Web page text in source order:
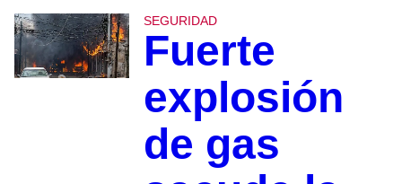
SEGURIDAD
Fuerte
explosión
de gas